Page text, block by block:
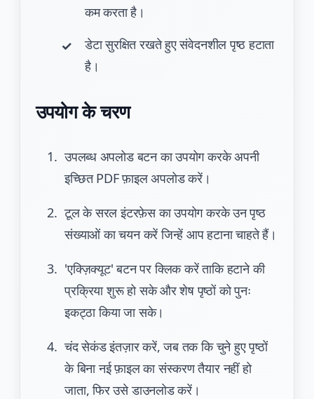
कम करता है।
डेटा सुरक्षित रखते हुए संवेदनशील पृष्ठ हटाता
है।
उपयोग के चरण
उपलब्ध अपलोड बटन का उपयोग करके अपनी
इच्छित PDF फ़ाइल अपलोड करें।
टूल के सरल इंटरफ़ेस का उपयोग करके उन पृष्ठ
संख्याओं का चयन करें जिन्हें आप हटाना चाहते हैं।
'एक्ज़िक्यूट' बटन पर क्लिक करें ताकि हटाने की
प्रक्रिया शुरू हो सके और शेष पृष्ठों को पुनः
इकट्ठा किया जा सके।
चंद सेकंड इंतज़ार करें, जब तक कि चुने हुए पृष्ठों
के बिना नई फ़ाइल का संस्करण तैयार नहीं हो
जाता, फिर उसे डाउनलोड करें।